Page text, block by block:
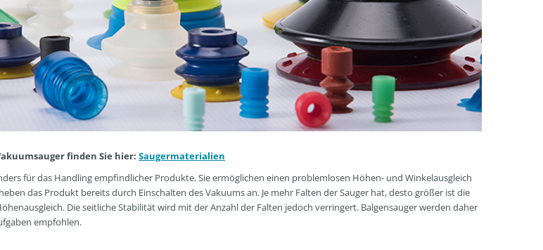
finden Sie hier: Saugermaterialien
für das Handling empfindlicher Produkte. Sie ermöglichen einen problemlosen Höhen- und Winkelausgleich
das Produkt bereits durch Einschalten des Vakuums an. Je mehr Falten der Sauger hat, desto größer ist die
Die seitliche Stabilität wird mit der Anzahl der Falten jedoch verringert. Balgensauger werden daher
empfohlen.